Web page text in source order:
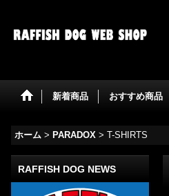
新着商品 おすすめ商品
ホーム > PARADOX > T-SHIRTS
RAFFISH DOG NEWS